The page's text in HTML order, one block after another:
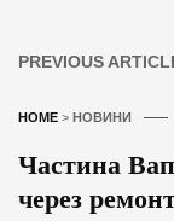
PREVIOUS
HOME > НОВИНИ
Частина
через